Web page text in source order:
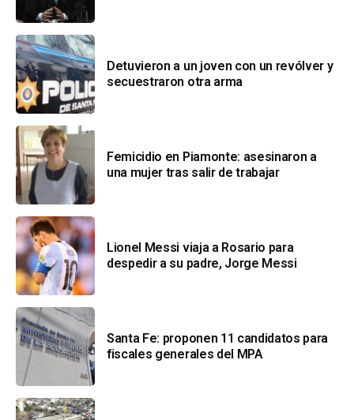
Detuvieron a un joven con un revólver y
secuestraron otra arma
Femicidio en Piamonte: asesinaron a
una mujer tras salir de trabajar
Lionel Messi viaja a Rosario para
despedir a su padre, Jorge Messi
Santa Fe: proponen 11 candidatos para
fiscales generales del MPA